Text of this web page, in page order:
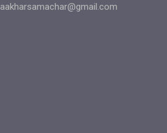
aakharsamachar@gmail.com